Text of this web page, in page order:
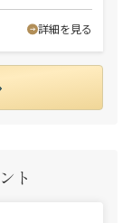
詳細を見る
ト